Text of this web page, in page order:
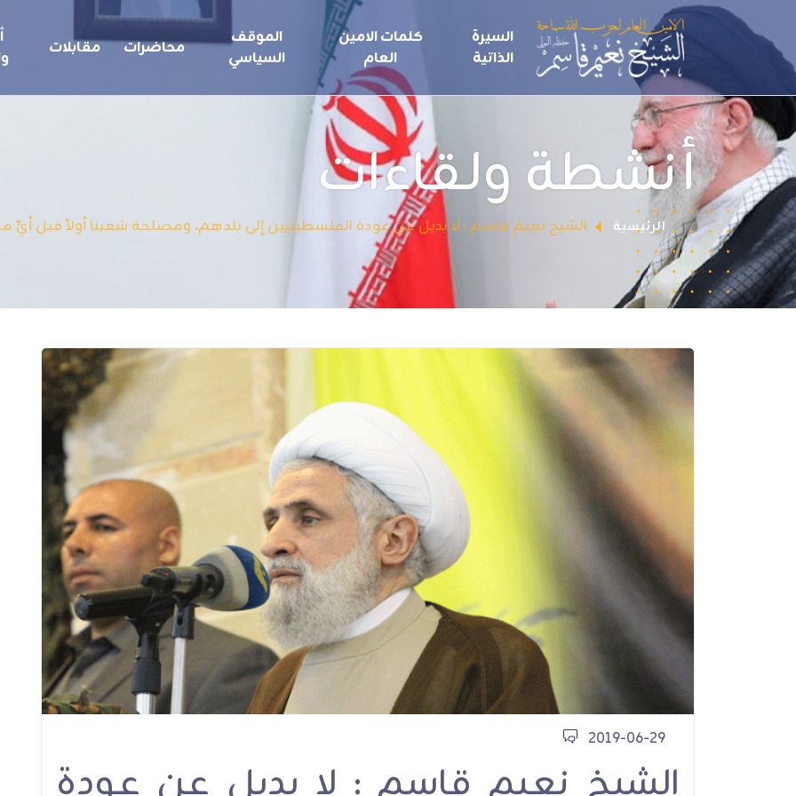
السيرة
الذاتية
كلمات الامين
العام
الموقف
السياسي
محاضرات مقابلات
أنشطة ولقاءات
الرئيسية الشيخ نعيم قاسم : لا بديل عن عودة الفلسطينيين إلى بلدهم، ومصلحة شعبنا أولاً قبل أيِّ
2019-06-29
الشيخ قاسم: إيران أيقونة
العزة والشرف
أنشطة ولقاءات
الشيخ قاسم في ذكرى
رحيل الإمام الخميني(قده):
لا نقبل بأي ربط بين وجود
المقاومة وبين وقف
العدوان وانسحاب إسرائيل
أنشطة ولقاءات
الشيخ قاسم في
تبريك للقائد الحية: إنَّنا
في قيادتكم وأنتم
التاريخ الجهادي
لعقود وأبو الشهداء
استمراريةً للقادة
أنشطة ولقاءات